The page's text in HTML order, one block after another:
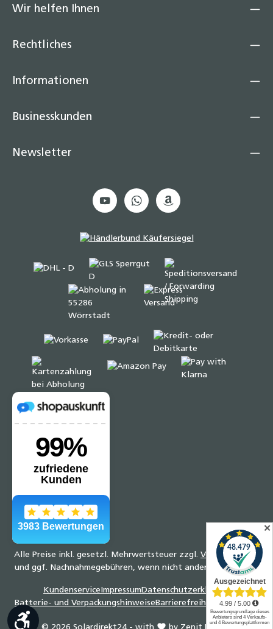
Wir helfen Ihnen
Rechtliches
Informationen
Businesskunden
Newsletter
Alle Preise inkl. gesetzl. Mehrwertsteuer zzgl. Versandkosten
und ggf. Nachnahmegebühren, wenn nicht anders angegeben.
KundenserviceImpressumDatenschutzerklärung
Batterie- und VerpackungshinweiseBarrierefreiheitserklärung
Werkzeugleiste anzeigen
✕